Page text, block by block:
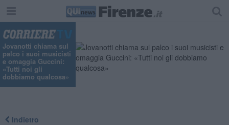
Jovanotti chiama sul
palco i suoi musicisti
e omaggia Guccini:
«Tutti noi gli
dobbiamo qualcosa»
Indietro